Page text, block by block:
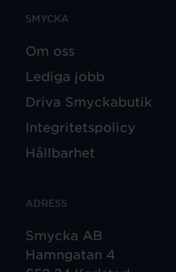
SMYCKA
Om oss
Lediga jobb
Driva Smyckabutik
Integritetspolicy
Hållbarhet
ADRESS
Smycka AB
Hamngatan 4